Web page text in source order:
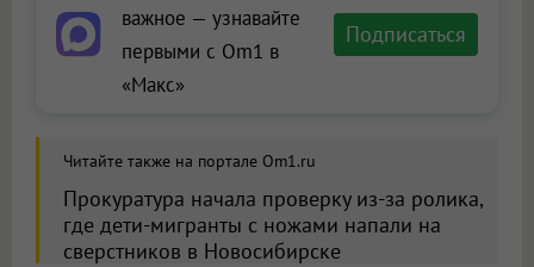
важное — узнавайте
первыми с Om1 в
«Макс»
Подписаться
Читайте также на портале Om1.ru
Прокуратура начала проверку из-за ролика,
где дети-мигранты с ножами напали на
сверстников в Новосибирске